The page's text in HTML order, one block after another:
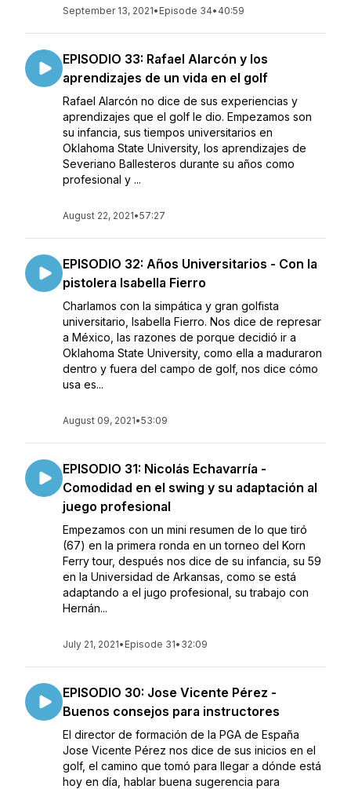
September 13, 2021• Episode 34• 40:59
EPISODIO 33: Rafael Alarcón y los
aprendizajes de un vida en el golf
Rafael Alarcón no dice de sus experiencias y
aprendizajes que el golf le dio. Empezamos son
su infancia, sus tiempos universitarios en
Oklahoma State University, los aprendizajes de
Severiano Ballesteros durante su años como
profesional y ...
August 22, 2021•57:27
EPISODIO 32: Años Universitarios - Con la
pistolera Isabella Fierro
Charlamos con la simpática y gran golfista
universitario, Isabella Fierro. Nos dice de represar
a México, las razones de porque decidió ir a
Oklahoma State University, como ella a maduraron
dentro y fuera del campo de golf, nos dice cómo
usa es...
August 09, 2021•53:09
EPISODIO 31: Nicolás Echavarría -
Comodidad en el swing y su adaptación al
juego profesional
Empezamos con un mini resumen de lo que tiró
(67) en la primera ronda en un torneo del Korn
Ferry tour, después nos dice de su infancia, su 59
en la Universidad de Arkansas, como se está
adaptando a el jugo profesional, su trabajo con
Hernán...
July 21, 2021• Episode 31• 32:09
EPISODIO 30: Jose Vicente Pérez -
Buenos consejos para instructores
El director de formación de la PGA de España
Jose Vicente Pérez nos dice de sus inicios en el
golf, el camino que tomó para llegar a dónde está
hoy en día, hablar buena sugerencia para